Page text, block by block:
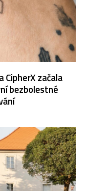
CipherX začala
bezbolestné